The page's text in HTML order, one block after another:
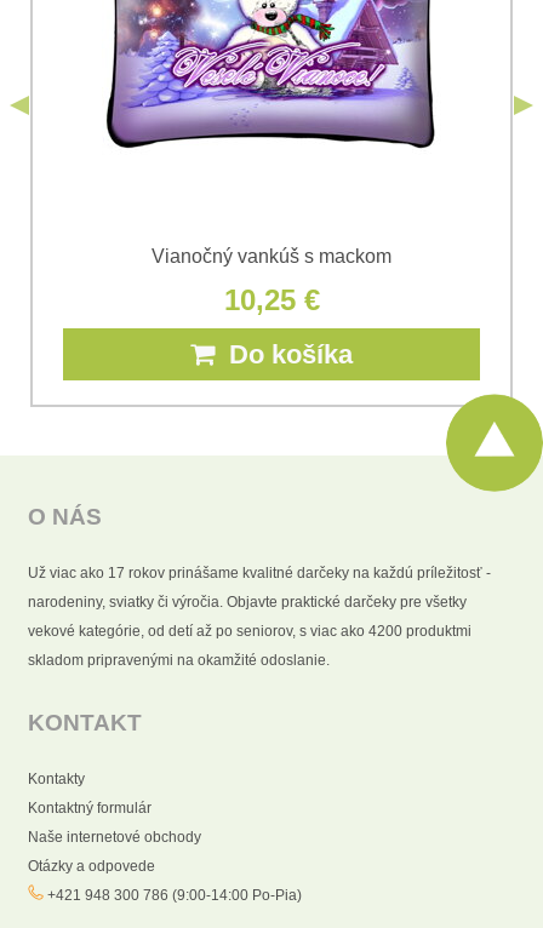
Vianočný vankúš s mackom
10,25 €
Do košíka
O NÁS
Už viac ako 17 rokov prinášame kvalitné darčeky na každú príležitosť -
narodeniny, sviatky či výročia. Objavte praktické darčeky pre všetky
vekové kategórie, od detí až po seniorov, s viac ako 4200 produktmi
skladom pripravenými na okamžité odoslanie.
KONTAKT
Kontakty
Kontaktný formulár
Naše internetové obchody
Otázky a odpovede
+421 948 300 786 (9:00-14:00 Po-Pia)